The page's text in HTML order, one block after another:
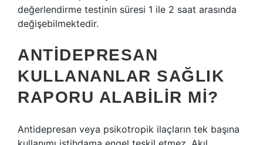
değerlendirme testinin süresi 1 ile 2 saat arasında
değişebilmektedir.
ANTIDEPRESAN
KULLANANLAR SAĞLIK
RAPORU ALABILIR MI?
Antidepresan veya psikotropik ilaçların tek başına